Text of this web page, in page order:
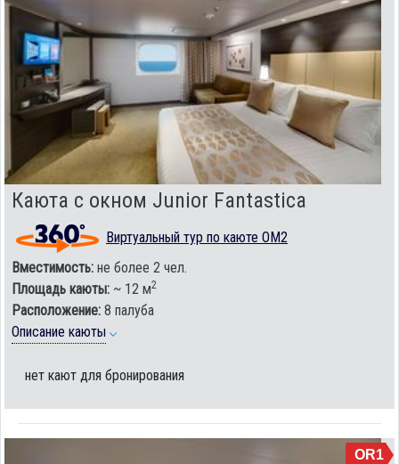
Каюта с окном Junior Fantastica
Виртуальный тур по каюте OM2
Вместимость: не более 2 чел.
Площадь каюты: ~ 12 м2
Расположение: 8 палуба
Описание каюты
нет кают для бронирования
OR1